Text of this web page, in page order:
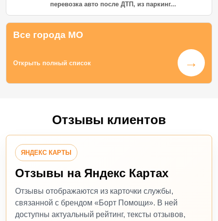
перевозка авто после ДТП, из паркинг...
Все города МО
Открыть полный список →
Отзывы клиентов
ЯНДЕКС КАРТЫ
Отзывы на Яндекс Картах
Отзывы отображаются из карточки службы,
связанной с брендом «Борт Помощи». В ней
доступны актуальный рейтинг, тексты отзывов,